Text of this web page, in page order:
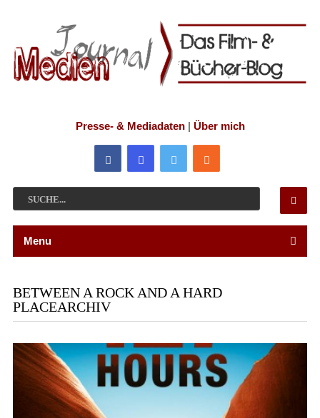
Presse- & Mediadaten| Über mich
Menu
BETWEEN A ROCK AND A HARD
PLACEARCHIV